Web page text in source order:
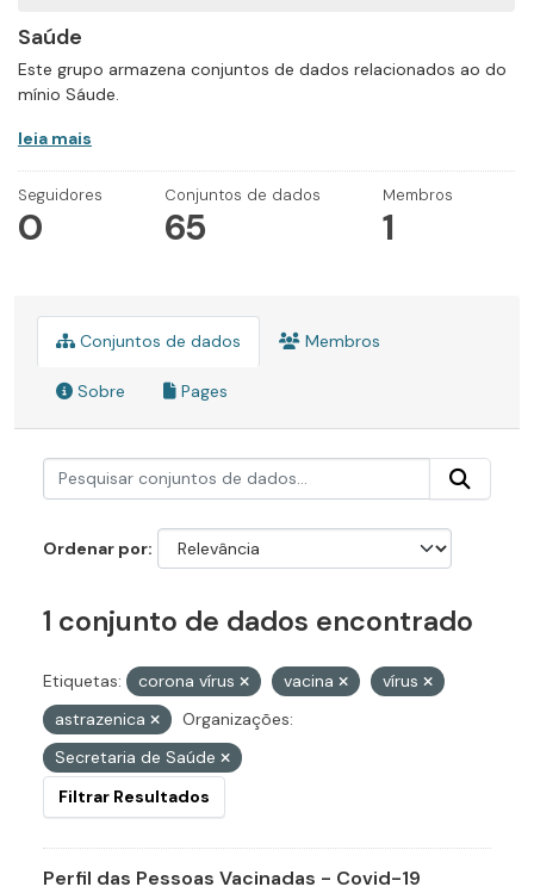
Saúde
Este grupo armazena conjuntos de dados relacionados ao do
mínio Sáude.
leia mais
Seguidores
0
Conjuntos de dados
65
Membros
1
Conjuntos de dados Membros
Sobre Pages
Ordenar por
1 conjunto de dados encontrado
Etiquetas: corona vírus vacina
vírus
astrazenica
Organizações:
Secretaria de Saúde
Filtrar Resultados
Perfil das Pessoas Vacinadas - Covid-19